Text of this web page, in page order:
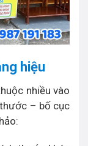
hiệu
nhiều vào
– bố cục